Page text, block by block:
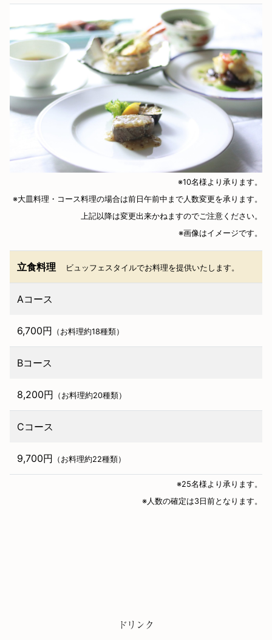
※10名様より承ります。
※大皿料理・コース料理の場合は前日午前中まで人数変更を承ります。
上記以降は変更出来かねますのでご注意ください。
※画像はイメージです。
立食料理 ビュッフェスタイルでお料理を提供いたします。
Aコース
6,700円 （お料理約18種類）
Bコース
8,200円 （お料理約20種類）
Cコース
9,700円 （お料理約22種類）
※25名様より承ります。
※人数の確定は3日前となります。
ドリンク